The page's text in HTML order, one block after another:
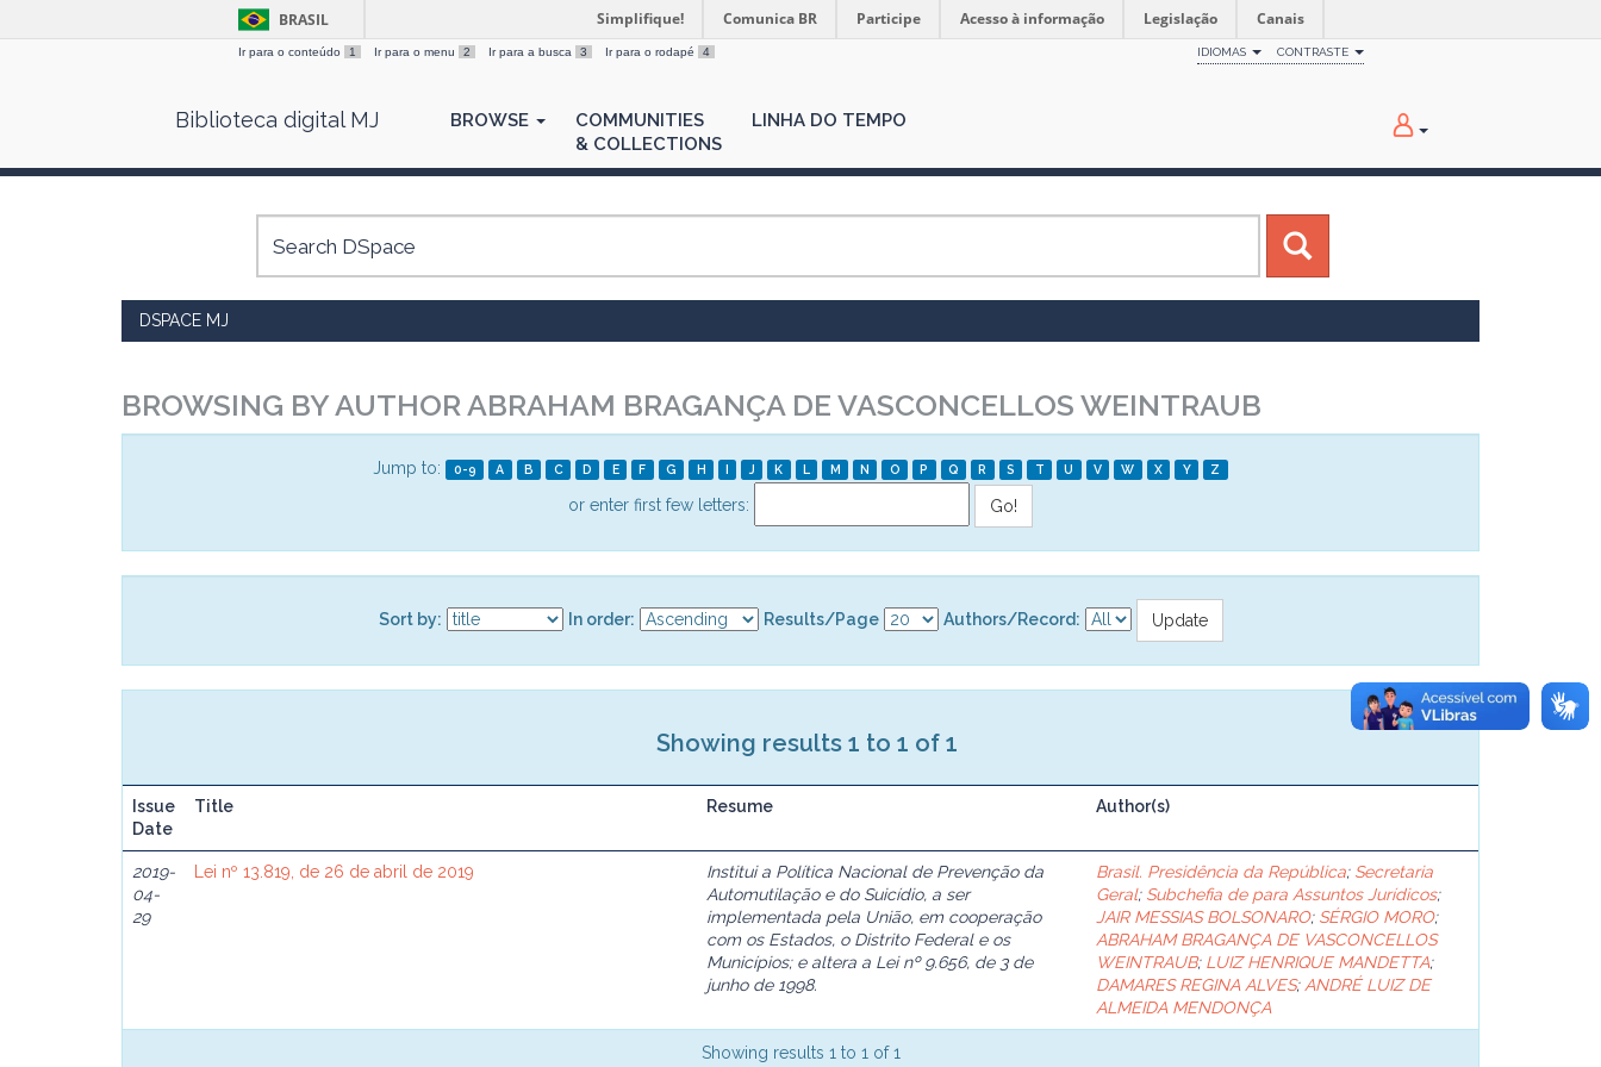
BRASIL Simplifique! Comunica BR Participe Acesso à informação Legislação Canais
Ir para o conteúdo 1 Ir para o menu 2 Ir para a busca 3 Ir para o rodapé 4 IDIOMAS CONTRASTE
Biblioteca digital MJ BROWSE
COMMUNITIES
& COLLECTIONS
LINHA DO TEMPO
DSPACE MJ
BROWSING BY AUTHOR ABRAHAM BRAGANÇA DE VASCONCELLOS WEINTRAUB
Jump to: 0-9 A B C D E F G H I J K L M N O P Q R S T U V W X Y Z
or enter first few letters:
Sort by: In order: Results/Page Authors/Record:
Showing results 1 to 1 of 1
Issue
Date
Title Resume Author(s)
2019-
04-
29
Lei nº 13.819, de 26 de abril de 2019
Institui a Política Nacional de Prevenção da
Automutilação e do Suicídio, a ser
implementada pela União, em cooperação
com os Estados, o Distrito Federal e os
Municípios; e altera a Lei nº 9.656, de 3 de
junho de 1998.
Brasil. Presidência da República; Secretaria
Geral; Subchefia de para Assuntos Jurídicos;
JAIR MESSIAS BOLSONARO; SÉRGIO MORO;
ABRAHAM BRAGANÇA DE VASCONCELLOS
WEINTRAUB; LUIZ HENRIQUE MANDETTA;
DAMARES REGINA ALVES; ANDRÉ LUIZ DE
ALMEIDA MENDONÇA
Showing results 1 to 1 of 1